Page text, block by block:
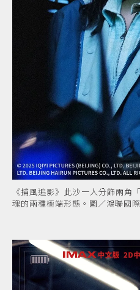
《捕風追影》此沙一人分飾兩角
魂的兩種極端形態。圖／鴻聯國